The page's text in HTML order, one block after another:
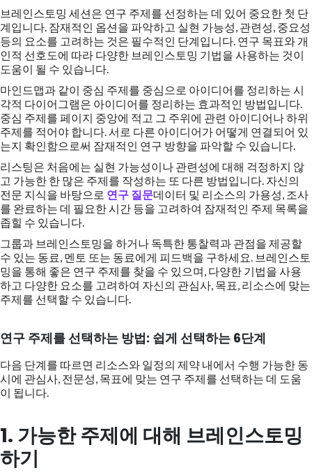
브레인스토밍 세션은 연구 주제를 선정하는 데 있어 중요한 첫 단
계입니다. 잠재적인 옵션을 파악하고 실현 가능성, 관련성, 중요성
등의 요소를 고려하는 것은 필수적인 단계입니다. 연구 목표와 개
인적 선호도에 따라 다양한 브레인스토밍 기법을 사용하는 것이
도움이 될 수 있습니다.
마인드맵과 같이 중심 주제를 중심으로 아이디어를 정리하는 시
각적 다이어그램은 아이디어를 정리하는 효과적인 방법입니다.
중심 주제를 페이지 중앙에 적고 그 주위에 관련 아이디어나 하위
주제를 적어야 합니다. 서로 다른 아이디어가 어떻게 연결되어 있
는지 확인함으로써 잠재적인 연구 방향을 파악할 수 있습니다.
리스팅은 처음에는 실현 가능성이나 관련성에 대해 걱정하지 않
고 가능한 한 많은 주제를 작성하는 또 다른 방법입니다. 자신의
전문 지식을 바탕으로 연구 질문데이터 및 리소스의 가용성, 조사
를 완료하는 데 필요한 시간 등을 고려하여 잠재적인 주제 목록을
좁힐 수 있습니다.
그룹과 브레인스토밍을 하거나 독특한 통찰력과 관점을 제공할
수 있는 동료, 멘토 또는 동료에게 피드백을 구하세요. 브레인스토
밍을 통해 좋은 연구 주제를 찾을 수 있으며, 다양한 기법을 사용
하고 다양한 요소를 고려하여 자신의 관심사, 목표, 리소스에 맞는
주제를 선택할 수 있습니다.
연구 주제를 선택하는 방법: 쉽게 선택하는 6단계
다음 단계를 따르면 리소스와 일정의 제약 내에서 수행 가능한 동
시에 관심사, 전문성, 목표에 맞는 연구 주제를 선택하는 데 도움
이 됩니다.
1. 가능한 주제에 대해 브레인스토밍
하기